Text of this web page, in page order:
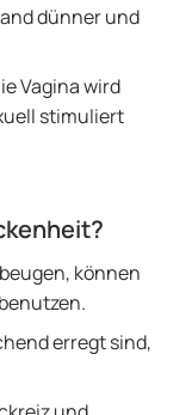
dünner und
Vagina wird
stimuliert
können
erregt sind,